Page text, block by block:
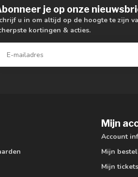
je op onze
u in om altijd op de hoogte te zijn
kortingen & acties.
Mijn
Account
Mijn
Mijn tickets